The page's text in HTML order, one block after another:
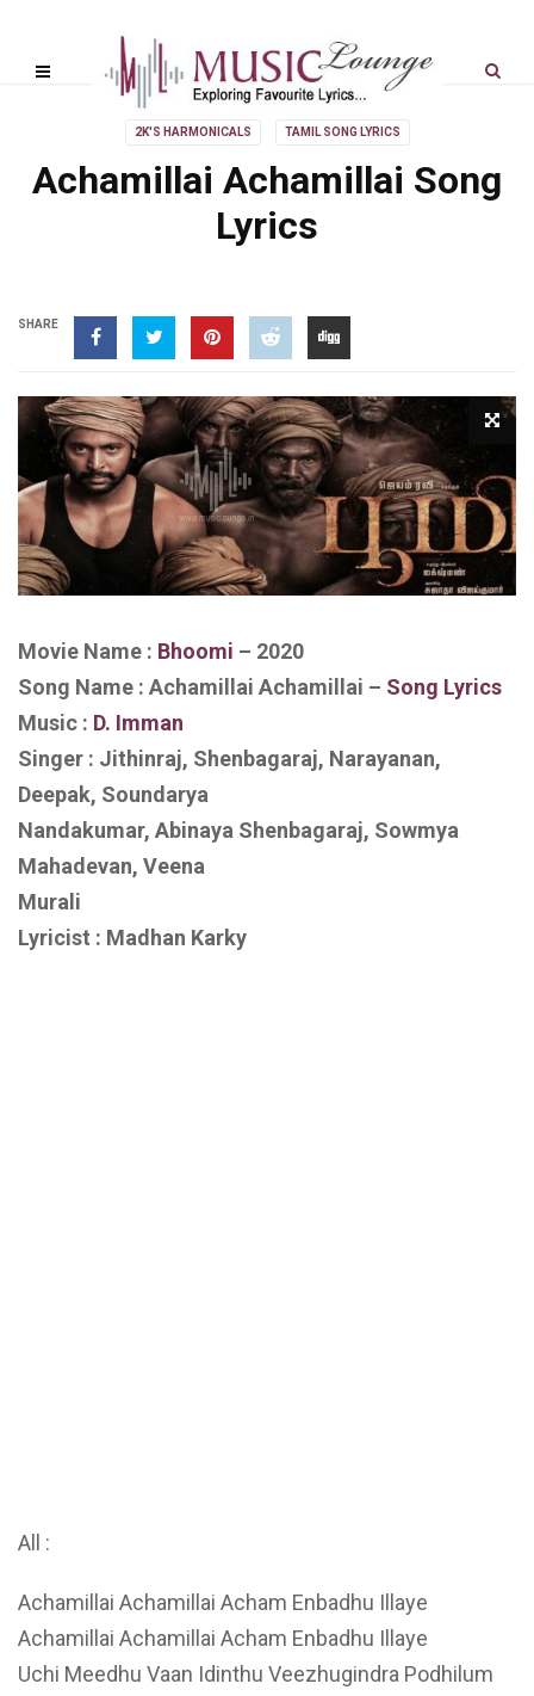
2K'S HARMONICALS TAMIL SONG LYRICS
Achamillai Achamillai Song
Lyrics
SHARE
Movie Name : Bhoomi – 2020
Song Name : Achamillai Achamillai – Song Lyrics
Music : D. Imman
Singer : Jithinraj, Shenbagaraj, Narayanan,
Deepak, Soundarya
Nandakumar, Abinaya Shenbagaraj, Sowmya
Mahadevan, Veena
Murali
Lyricist : Madhan Karky
All :
Achamillai Achamillai Acham Enbadhu Illaye
Achamillai Achamillai Acham Enbadhu Illaye
Uchi Meedhu Vaan Idinthu Veezhugindra Podhilum